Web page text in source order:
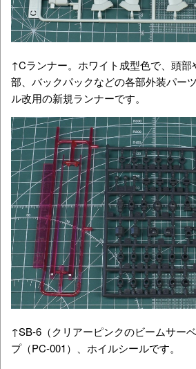
↑Cランナー。ホワイト成型色で、頭部
部、バックパックなどの各部外装パー
ル改用の新規ランナーです。
↑SB-6（クリアーピンクのビームサー
プ（PC-001）、ホイルシールです。